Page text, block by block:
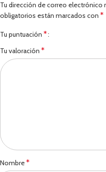
Tu dirección de correo electrónico
obligatorios están marcados con *
Tu puntuación *
Tu valoración *
Nombre*